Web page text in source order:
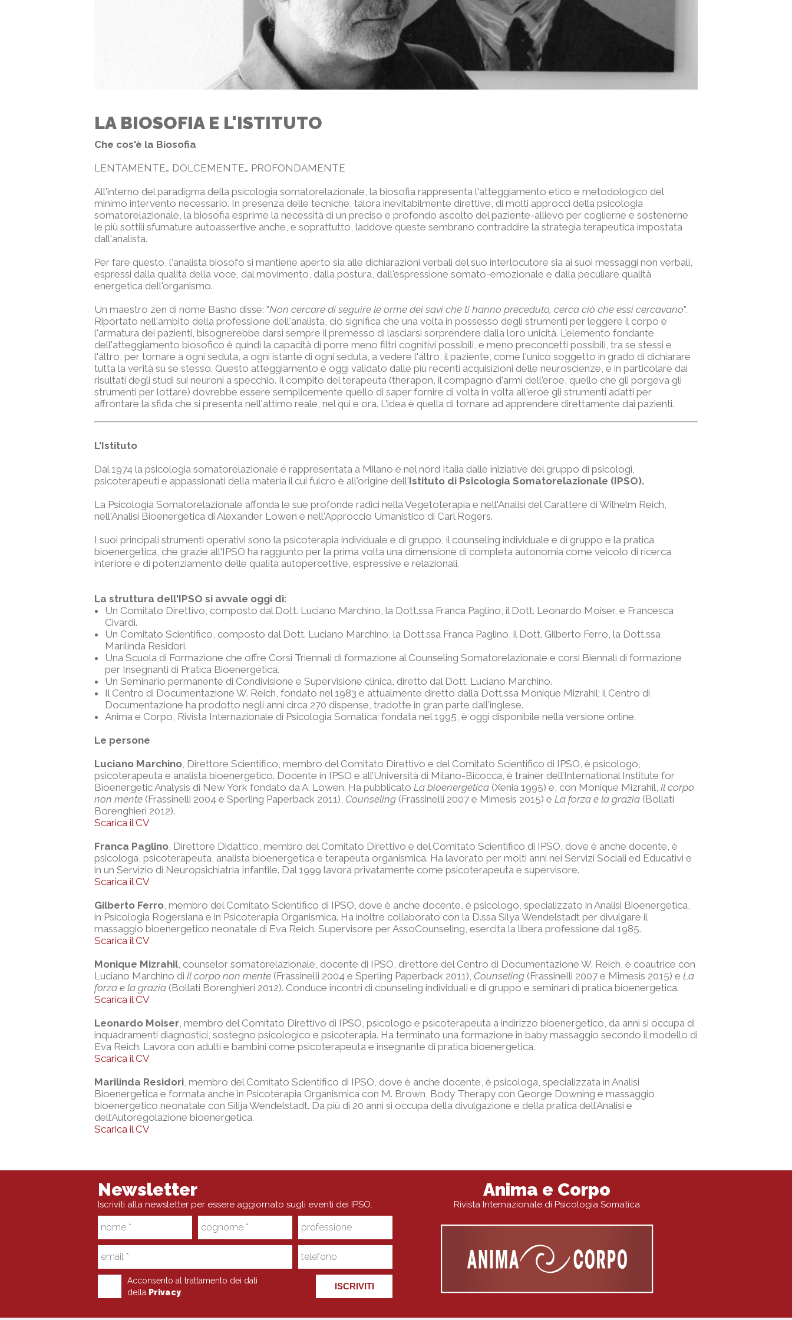
LA BIOSOFIA E L'ISTITUTO
Che cos'è la Biosofia
LENTAMENTE… DOLCEMENTE… PROFONDAMENTE
All'interno del paradigma della psicologia somatorelazionale, la biosofia rappresenta l'atteggiamento etico e metodologico del
minimo intervento necessario. In presenza delle tecniche, talora inevitabilmente direttive, di molti approcci della psicologia
somatorelazionale, la biosofia esprime la necessità di un preciso e profondo ascolto del paziente-allievo per coglierne e sostenerne
le più sottili sfumature autoassertive anche, e soprattutto, laddove queste sembrano contraddire la strategia terapeutica impostata
dall'analista.
Per fare questo, l'analista biosofo si mantiene aperto sia alle dichiarazioni verbali del suo interlocutore sia ai suoi messaggi non verbali,
espressi dalla qualità della voce, dal movimento, dalla postura, dall'espressione somato-emozionale e dalla peculiare qualità
energetica dell'organismo.
Un maestro zen di nome Basho disse: "Non cercare di seguire le orme dei savi che ti hanno preceduto, cerca ciò che essi cercavano".
Riportato nell'ambito della professione dell'analista, ciò significa che una volta in possesso degli strumenti per leggere il corpo e
l'armatura dei pazienti, bisognerebbe darsi sempre il premesso di lasciarsi sorprendere dalla loro unicità. L'elemento fondante
dell'atteggiamento biosofico è quindi la capacità di porre meno filtri cognitivi possibili, e meno preconcetti possibili, tra se stessi e
l'altro, per tornare a ogni seduta, a ogni istante di ogni seduta, a vedere l'altro, il paziente, come l'unico soggetto in grado di dichiarare
tutta la verità su se stesso. Questo atteggiamento è oggi validato dalle più recenti acquisizioni delle neuroscienze, e in particolare dai
risultati degli studi sui neuroni a specchio. Il compito del terapeuta (therapon, il compagno d'armi dell'eroe, quello che gli porgeva gli
strumenti per lottare) dovrebbe essere semplicemente quello di saper fornire di volta in volta all'eroe gli strumenti adatti per
affrontare la sfida che si presenta nell'attimo reale, nel qui e ora. L'idea è quella di tornare ad apprendere direttamente dai pazienti.
L'Istituto
Dal 1974 la psicologia somatorelazionale è rappresentata a Milano e nel nord Italia dalle iniziative del gruppo di psicologi,
psicoterapeuti e appassionati della materia il cui fulcro è all'origine dell'Istituto di Psicologia Somatorelazionale (IPSO).
La Psicologia Somatorelazionale affonda le sue profonde radici nella Vegetoterapia e nell'Analisi del Carattere di Wilhelm Reich,
nell'Analisi Bioenergetica di Alexander Lowen e nell'Approccio Umanistico di Carl Rogers.
I suoi principali strumenti operativi sono la psicoterapia individuale e di gruppo, il counseling individuale e di gruppo e la pratica
bioenergetica, che grazie all'IPSO ha raggiunto per la prima volta una dimensione di completa autonomia come veicolo di ricerca
interiore e di potenziamento delle qualità autopercettive, espressive e relazionali.
La struttura dell'IPSO si avvale oggi di:
Un Comitato Direttivo, composto dal Dott. Luciano Marchino, la Dott.ssa Franca Paglino, il Dott. Leonardo Moiser, e Francesca
Civardi.
Un Comitato Scientifico, composto dal Dott. Luciano Marchino, la Dott.ssa Franca Paglino, il Dott. Gilberto Ferro, la Dott.ssa
Marilinda Residori.
Una Scuola di Formazione che offre Corsi Triennali di formazione al Counseling Somatorelazionale e corsi Biennali di formazione
per Insegnanti di Pratica Bioenergetica.
Un Seminario permanente di Condivisione e Supervisione clinica, diretto dal Dott. Luciano Marchino.
Il Centro di Documentazione W. Reich, fondato nel 1983 e attualmente diretto dalla Dott.ssa Monique Mizrahil; il Centro di
Documentazione ha prodotto negli anni circa 270 dispense, tradotte in gran parte dall'inglese.
Anima e Corpo, Rivista Internazionale di Psicologia Somatica; fondata nel 1995, è oggi disponibile nella versione online.
Le persone
Luciano Marchino , Direttore Scientifico, membro del Comitato Direttivo e del Comitato Scientifico di IPSO, è psicologo,
psicoterapeuta e analista bioenergetico. Docente in IPSO e all’Università di Milano-Bicocca, è trainer dell’International Institute for
Bioenergetic Analysis di New York fondato da A. Lowen. Ha pubblicato La bioenergetica (Xenia 1995) e, con Monique Mizrahil, Il corpo
non mente (Frassinelli 2004 e Sperling Paperback 2011), Counseling (Frassinelli 2007 e Mimesis 2015) e La forza e la grazia (Bollati
Borenghieri 2012).
Scarica il CV
Franca Paglino , Direttore Didattico, membro del Comitato Direttivo e del Comitato Scientifico di IPSO, dove è anche docente, è
psicologa, psicoterapeuta, analista bioenergetica e terapeuta organismica. Ha lavorato per molti anni nei Servizi Sociali ed Educativi e
in un Servizio di Neuropsichiatria Infantile. Dal 1999 lavora privatamente come psicoterapeuta e supervisore.
Scarica il CV
Gilberto Ferro , membro del Comitato Scientifico di IPSO, dove è anche docente, è psicologo, specializzato in Analisi Bioenergetica,
in Psicologia Rogersiana e in Psicoterapia Organismica. Ha inoltre collaborato con la D.ssa Silya Wendelstadt per divulgare il
massaggio bioenergetico neonatale di Eva Reich. Supervisore per AssoCounseling, esercita la libera professione dal 1985.
Scarica il CV
Monique Mizrahil, counselor somatorelazionale, docente di IPSO, direttore del Centro di Documentazione W. Reich, è coautrice con
Luciano Marchino di Il corpo non mente (Frassinelli 2004 e Sperling Paperback 2011), Counseling (Frassinelli 2007 e Mimesis 2015) e La
forza e la grazia (Bollati Borenghieri 2012). Conduce incontri di counseling individuali e di gruppo e seminari di pratica bioenergetica.
Scarica il CV
Leonardo Moiser , membro del Comitato Direttivo di IPSO, psicologo e psicoterapeuta a indirizzo bioenergetico, da anni si occupa di
inquadramenti diagnostici, sostegno psicologico e psicoterapia. Ha terminato una formazione in baby massaggio secondo il modello di
Eva Reich. Lavora con adulti e bambini come psicoterapeuta e insegnante di pratica bioenergetica.
Scarica il CV
Marilinda Residori , membro del Comitato Scientifico di IPSO, dove è anche docente, è psicologa, specializzata in Analisi
Bioenergetica e formata anche in Psicoterapia Organismica con M. Brown, Body Therapy con George Downing e massaggio
bioenergetico neonatale con Silija Wendelstadt. Da più di 20 anni si occupa della divulgazione e della pratica dell’Analisi e
dell’Autoregolazione bioenergetica.
Scarica il CV
Newsletter
Iscriviti alla newsletter per essere aggiornato sugli eventi dei IPSO.
Acconsento al trattamento dei dati
della Privacy
ISCRIVITI
Anima e Corpo
Rivista Internazionale di Psicologia Somatica